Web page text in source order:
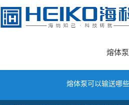
中国X站安装,中国XVDEVIOS安装包,中
熔体泵
熔体泵可以输送